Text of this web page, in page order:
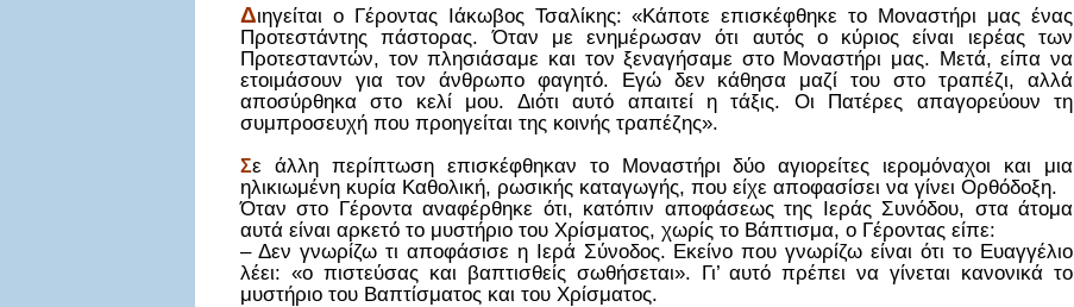
Διηγείται ο Γέροντας Ιάκωβος Τσαλίκης: «Κάποτε επισκέφθηκε το Μοναστήρι μας ένας
Προτεστάντης πάστορας. Όταν με ενημέρωσαν ότι αυτός ο κύριος είναι ιερέας των
Προτεσταντών, τον πλησιάσαμε και τον ξεναγήσαμε στο Μοναστήρι μας. Μετά, είπα να
ετοιμάσουν για τον άνθρωπο φαγητό. Εγώ δεν κάθησα μαζί του στο τραπέζι, αλλά
αποσύρθηκα στο κελί μου. Διότι αυτό απαιτεί η τάξις. Οι Πατέρες απαγορεύουν τη
συμπροσευχή που προηγείται της κοινής τραπέζης».
Σε άλλη περίπτωση επισκέφθηκαν το Μοναστήρι δύο αγιορείτες ιερομόναχοι και μια
ηλικιωμένη κυρία Καθολική, ρωσικής καταγωγής, που είχε αποφασίσει να γίνει Ορθόδοξη.
Όταν στο Γέροντα αναφέρθηκε ότι, κατόπιν αποφάσεως της Ιεράς Συνόδου, στα άτομα
αυτά είναι αρκετό το μυστήριο του Χρίσματος, χωρίς το Βάπτισμα, ο Γέροντας είπε:
– Δεν γνωρίζω τι αποφάσισε η Ιερά Σύνοδος. Εκείνο που γνωρίζω είναι ότι το Ευαγγέλιο
λέει: «ο πιστεύσας και βαπτισθείς σωθήσεται». Γι’ αυτό πρέπει να γίνεται κανονικά το
μυστήριο του Βαπτίσματος και του Χρίσματος.